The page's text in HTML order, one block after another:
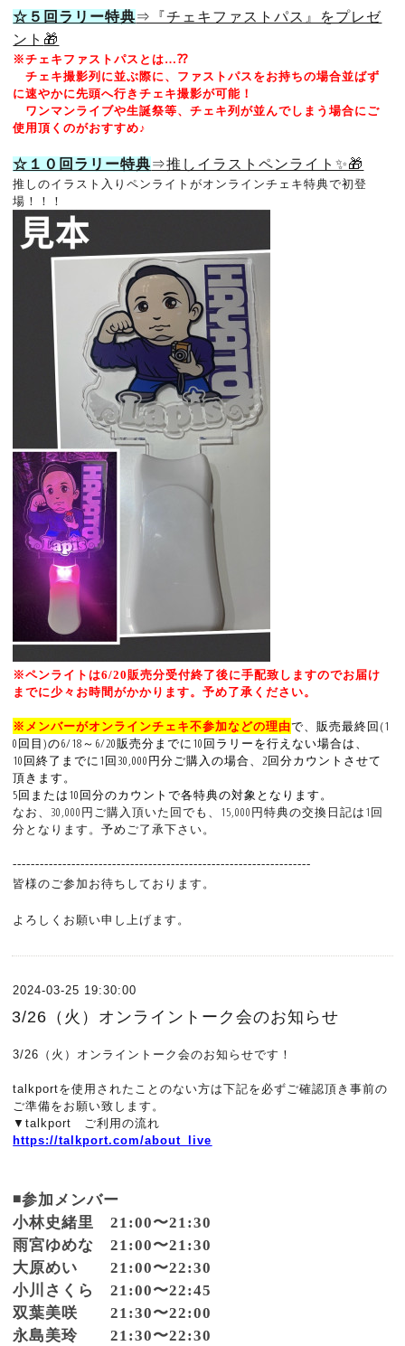
☆５回ラリー特典⇒『チェキファストパス』をプレゼ
ント 🎁
※チェキファストパスとは…⁇
チェキ撮影列に並ぶ際に、ファストパスをお持ちの場合並ばず
に速やかに先頭へ行きチェキ撮影が可能！
ワンマンライブや生誕祭等、チェキ列が並んでしまう場合にご
使用頂くのがおすすめ♪
☆１０回ラリー特典⇒推しイラストペンライト✨🎁
推しのイラスト入りペンライトがオンラインチェキ特典で初登
場！！！
※ペンライトは6/20販売分受付終了後に手配致しますのでお届け
までに少々お時間がかかります。予め了承ください。
※メンバーがオンラインチェキ不参加などの理由で、販売最終回(1
0回目)の6/18～6/20販売分までに10回ラリーを行えない場合は、
10回終了までに1回30,000円分ご購入の場合、2回分カウントさせて
頂きます。
5回または10回分のカウントで各特典の対象となります。
なお、30,000円ご購入頂いた回でも、15,000円特典の交換日記は1回
分となります。予めご了承下さい。
------------------------------------------------------------------
皆様のご参加お待ちしております。
よろしくお願い申し上げます。
2024-03-25 19:30:00
3/26（火）オンライントーク会のお知らせ
3/26（火）オンライントーク会のお知らせです！
talkportを使用されたことのない方は下記を必ずご確認頂き事前の
ご準備をお願い致します。
▼talkport ご利用の流れ
https://talkport.com/about_live
◾️参加メンバー
小林史緒里 21:00〜21:30
雨宮ゆめな 21:00〜21:30
大原めい 21:00〜22:30
小川さくら 21:00〜22:45
双葉美咲 21:30〜22:00
永島美玲 21:30〜22:30